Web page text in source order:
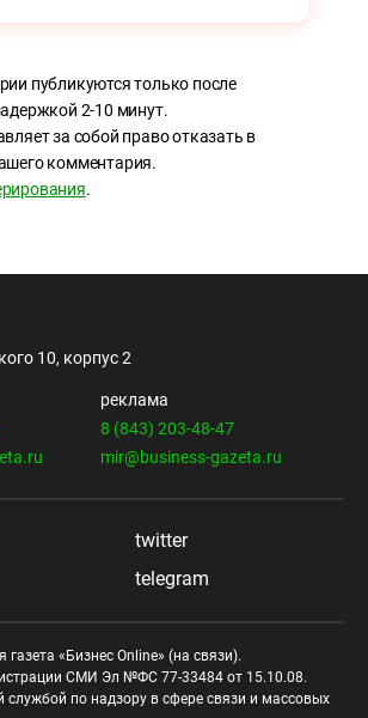
публикуются только после
2-10 минут.
за собой право отказать в
комментария.
.
10, корпус 2
реклама
8 (843) 203-48-47
mir@business-gazeta.ru
twitter
telegram
«Бизнес Online» (на связи).
СМИ Эл №ФС 77-33484 от 15.10.08.
службой по надзору в сфере связи и массовых